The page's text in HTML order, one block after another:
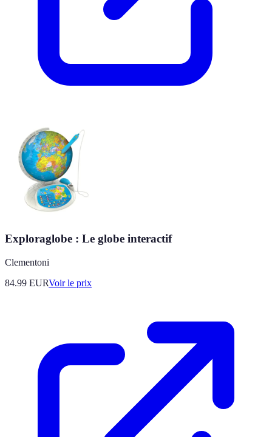
Exploraglobe : Le globe interactif
Clementoni
84.99 EURVoir le prix